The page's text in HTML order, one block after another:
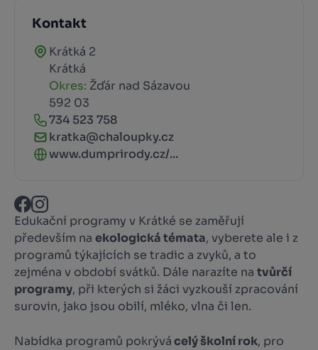
Kontakt
Krátká 2
Krátká
Okres: Žďár nad Sázavou
592 03
734 523 758
kratka@chaloupky.cz
www.dumprirody.cz/...
Edukační programy v Krátké se zaměřují
především na ekologická témata, vyberete ale i z
programů týkajících se tradic a zvyků, a to
zejména v období svátků. Dále narazíte na tvůrčí
programy, při kterých si žáci vyzkouší zpracování
surovin, jako jsou obilí, mléko, vlna či len.
Nabídka programů pokrývácelý školní rok, pro